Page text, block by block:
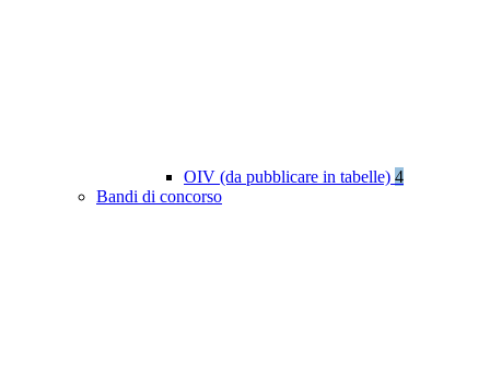
OIV (da pubblicare in tabelle) 4
Bandi di concorso